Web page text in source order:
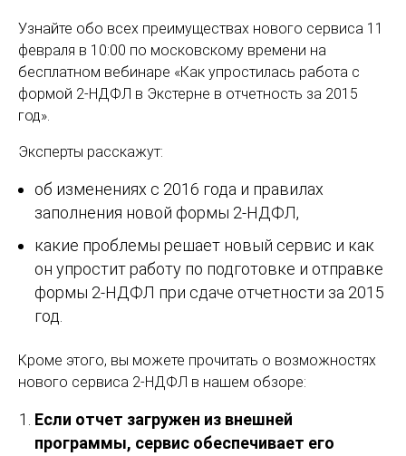
Узнайте обо всех преимуществах нового сервиса 11
февраля в 10:00 по московскому времени на
бесплатном вебинаре «Как упростилась работа с
формой 2-НДФЛ в Экстерне в отчетность за 2015
год».
Эксперты расскажут:
об изменениях с 2016 года и правилах
заполнения новой формы 2-НДФЛ,
какие проблемы решает новый сервис и как
он упростит работу по подготовке и отправке
формы 2-НДФЛ при сдаче отчетности за 2015
год.
Кроме этого, вы можете прочитать о возможностях
нового сервиса 2-НДФЛ в нашем обзоре:
Если отчет загружен из внешней
программы, сервис обеспечивает его